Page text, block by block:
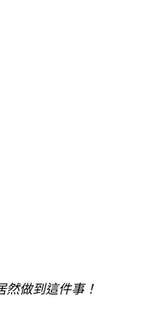
然做到這件事！